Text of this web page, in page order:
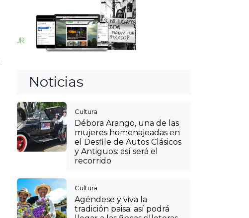
Noticias
Cultura
Débora Arango, una de las
mujeres homenajeadas en
el Desfile de Autos Clásicos
y Antiguos: así será el
recorrido
Cultura
Agéndese y viva la
tradición paisa: así podrá